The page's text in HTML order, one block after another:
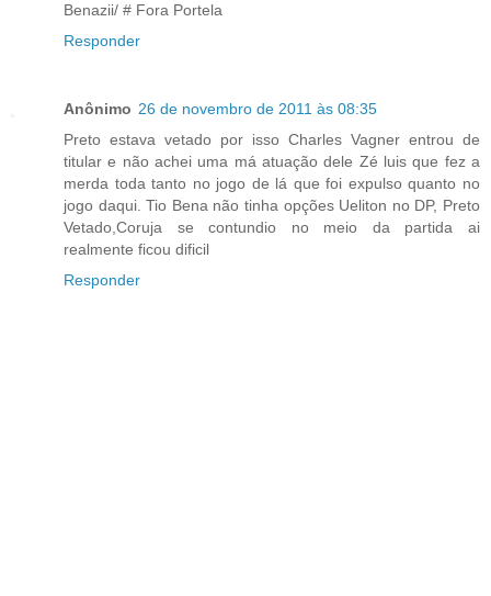
Benazii/ # Fora Portela
Responder
Anônimo 26 de novembro de 2011 às 08:35
Preto estava vetado por isso Charles Vagner entrou de
titular e não achei uma má atuação dele Zé luis que fez a
merda toda tanto no jogo de lá que foi expulso quanto no
jogo daqui. Tio Bena não tinha opções Ueliton no DP, Preto
Vetado,Coruja se contundio no meio da partida ai
realmente ficou dificil
Responder